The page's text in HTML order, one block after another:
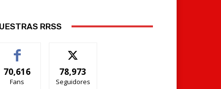
RRSS
70,616
Fans
78,973
Seguidores